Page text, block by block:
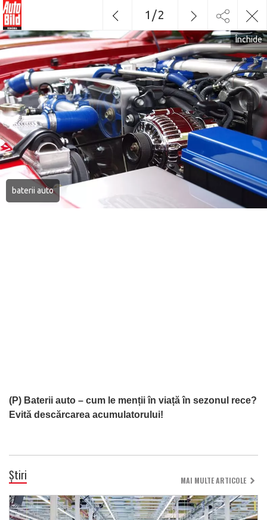
baterii auto
(P) Baterii auto – cum le menții în viață în sezonul rece?
Evită descărcarea acumulatorului!
Închide
1 /2
Știri MAI MULTE ARTICOLE